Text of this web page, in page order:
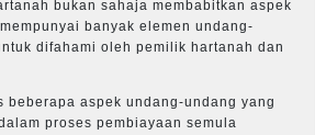
bukan sahaja membabitkan aspek
banyak elemen undang-
difahami oleh pemilik hartanah dan
beberapa aspek undang-undang yang
proses pembiayaan semula